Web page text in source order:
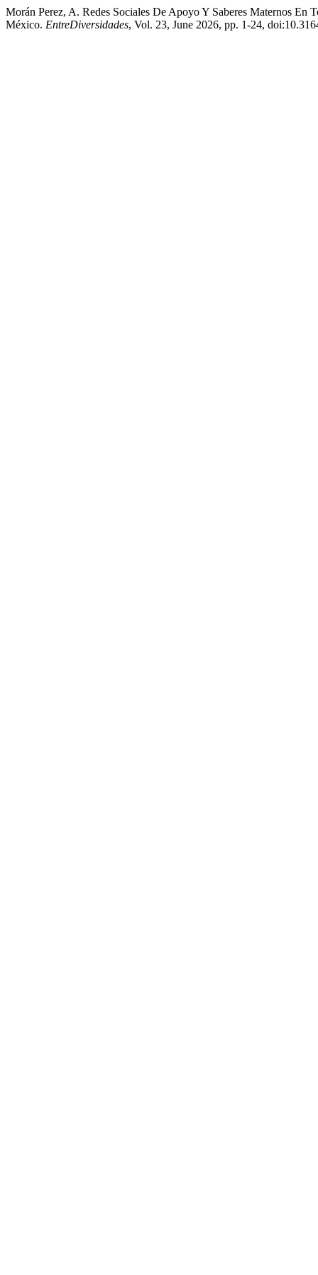
Morán Perez, A. Redes Sociales De Apoyo Y Saberes Maternos
México. EntreDiversidades, Vol. 23, June 2026, pp. 1-24,